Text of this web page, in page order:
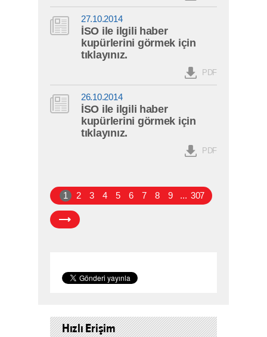
27.10.2014
İSO ile ilgili haber
kupürlerini görmek için
tıklayınız.
PDF
26.10.2014
İSO ile ilgili haber
kupürlerini görmek için
tıklayınız.
PDF
1 2 3 4 5 6 7 8 9 ... 307
Hızlı Erişim